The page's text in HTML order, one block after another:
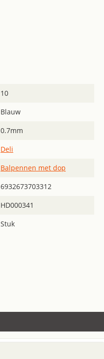
10
Blauw
0.7mm
Deli
Balpennen met dop
6932673703312
HD000341
Stuk